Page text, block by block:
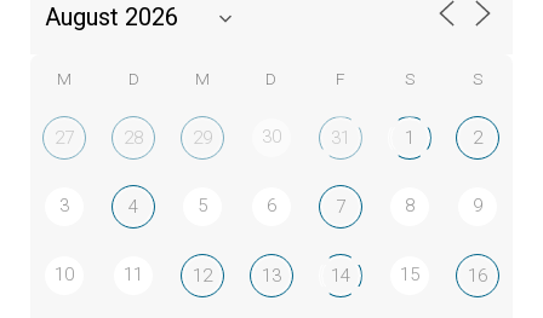
M D M D F S S
27 28 29 30 31 1 2
3 4 5 6 7 8 9
10 11 12 13 14 15 16